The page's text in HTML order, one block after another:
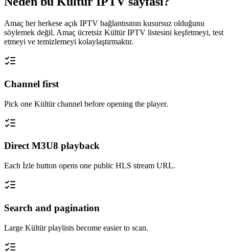
Amaç her herkese açık IPTV bağlantısının kusursuz olduğunu
söylemek değil. Amaç ücretsiz Kültür IPTV listesini keşfetmeyi, test
etmeyi ve temizlemeyi kolaylaştırmaktır.
Channel first
Pick one Kültür channel before opening the player.
Direct M3U8 playback
Each İzle button opens one public HLS stream URL.
Search and pagination
Large Kültür playlists become easier to scan.